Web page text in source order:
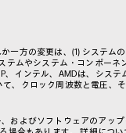
方の変更は、(1) システム
ムやシステム・コンポーネ
インテル、AMDは、シス
、クロック周波数と電圧、
およびソフトウェアのアッ